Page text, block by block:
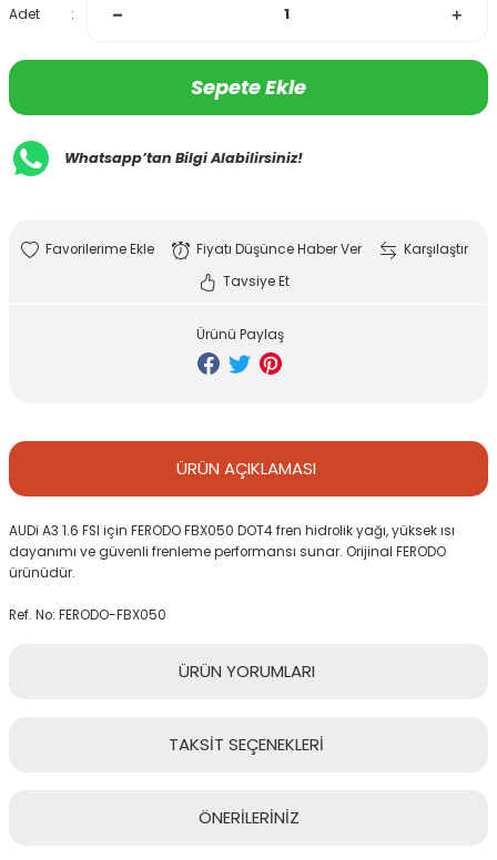
Adet
Sepete Ekle
Whatsapp’tan Bilgi Alabilirsiniz!
Fiyatı Düşünce Haber Ver
Karşılaştır
Tavsiye Et
Ürünü Paylaş
ÜRÜN AÇIKLAMASI
AUDi A3 1.6 FSI için FERODO FBX050 DOT4 fren hidrolik yağı, yüksek ısı
dayanımı ve güvenli frenleme performansı sunar. Orijinal FERODO
ürünüdür.
Ref. No: FERODO-FBX050
ÜRÜN YORUMLARI
TAKSİT SEÇENEKLERİ
ÖNERİLERİNİZ